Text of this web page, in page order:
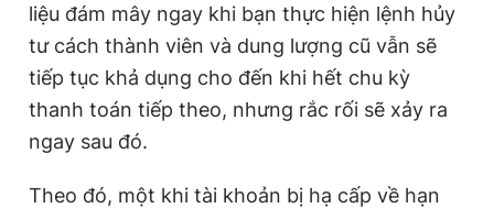
liệu đám mây ngay khi bạn thực hiện lệnh hủy
tư cách thành viên và dung lượng cũ vẫn sẽ
tiếp tục khả dụng cho đến khi hết chu kỳ
thanh toán tiếp theo, nhưng rắc rối sẽ xảy ra
ngay sau đó.
Theo đó, một khi tài khoản bị hạ cấp về hạn